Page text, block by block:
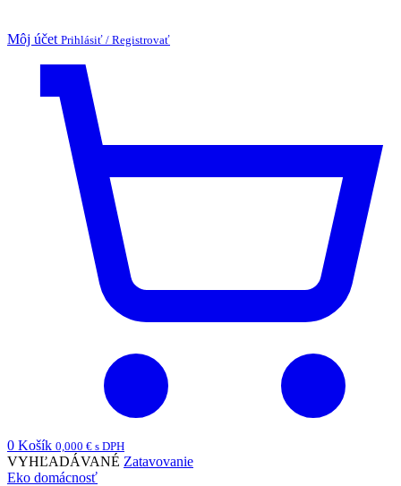
Môj účet Prihlásiť / Registrovať
0 Košík 0,000 € s DPH
VYHĽADÁVANÉ Zatavovanie
Eko domácnosť